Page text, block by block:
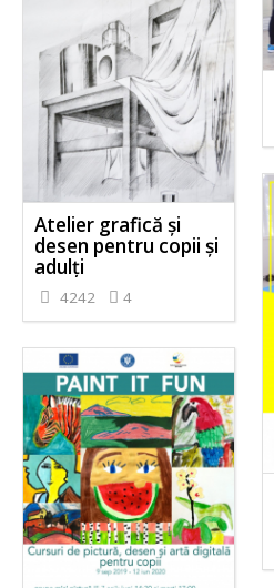
Atelier grafică și
desen pentru copii și
adulți
4242 4